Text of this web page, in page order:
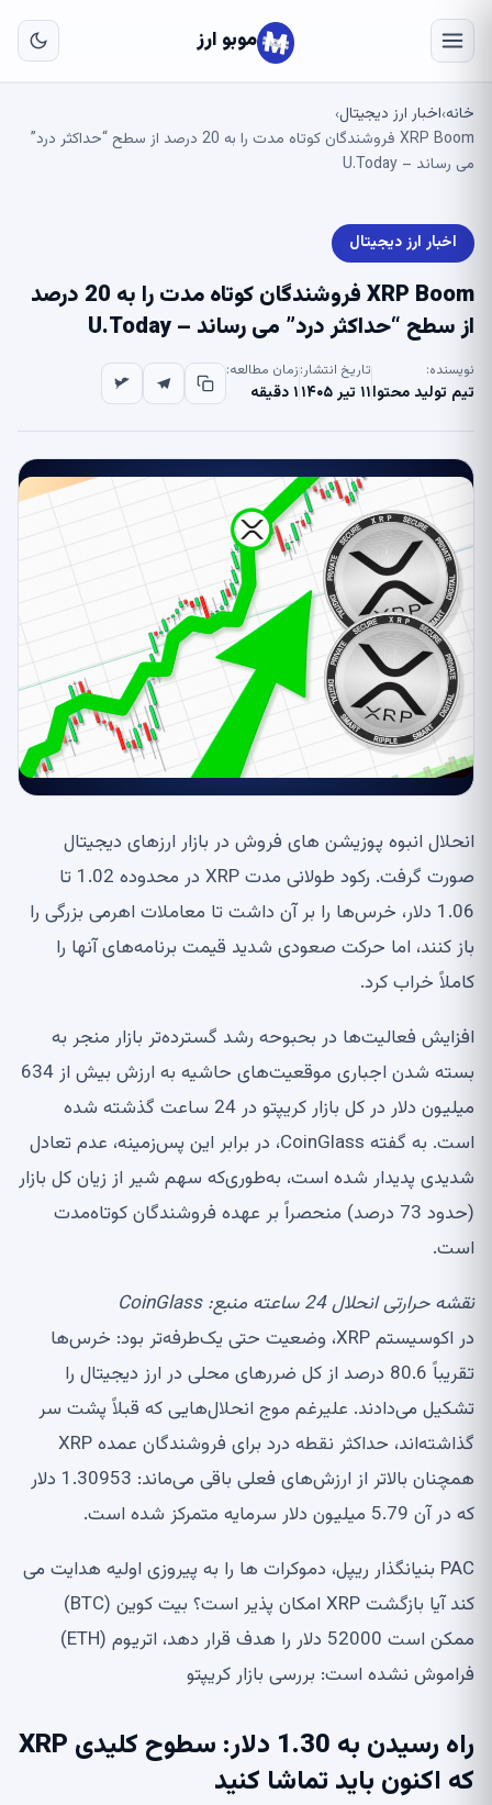
موبو ارز
خانه›اخبار ارز دیجیتال›
XRP Boom فروشندگان کوتاه مدت را به 20 درصد از سطح “حداکثر درد”
می رساند – U.Today
اخبار ارز دیجیتال
XRP Boom فروشندگان کوتاه مدت را به 20 درصد
از سطح “حداکثر درد” می رساند – U.Today
نویسنده:
تیم تولید محتوا
تاریخ انتشار:
۱۱ تیر ۱۴۰۵
زمان مطالعه:
۱ دقیقه
انحلال انبوه پوزیشن های فروش در بازار ارزهای دیجیتال
صورت گرفت. رکود طولانی مدت XRP در محدوده 1.02 تا
1.06 دلار، خرس‌ها را بر آن داشت تا معاملات اهرمی بزرگی را
باز کنند، اما حرکت صعودی شدید قیمت برنامه‌های آنها را
کاملاً خراب کرد.
افزایش فعالیت‌ها در بحبوحه رشد گسترده‌تر بازار منجر به
بسته شدن اجباری موقعیت‌های حاشیه به ارزش بیش از 634
میلیون دلار در کل بازار کریپتو در 24 ساعت گذشته شده
است. به گفته CoinGlass، در برابر این پس‌زمینه، عدم تعادل
شدیدی پدیدار شده است، به‌طوری‌که سهم شیر از زیان کل بازار
(حدود 73 درصد) منحصراً بر عهده فروشندگان کوتاه‌مدت
است.
نقشه حرارتی انحلال 24 ساعته منبع:
CoinGlass
در اکوسیستم XRP، وضعیت حتی یک‌طرفه‌تر بود: خرس‌ها
تقریباً 80.6 درصد از کل ضررهای محلی در ارز دیجیتال را
تشکیل می‌دادند. علیرغم موج انحلال‌هایی که قبلاً پشت سر
گذاشته‌اند، حداکثر نقطه درد برای فروشندگان عمده XRP
همچنان بالاتر از ارزش‌های فعلی باقی می‌ماند: 1.30953 دلار
که در آن 5.79 میلیون دلار سرمایه متمرکز شده است.
PAC بنیانگذار ریپل، دموکرات ها را به پیروزی اولیه هدایت می
کند آیا بازگشت XRP امکان پذیر است؟ بیت کوین (BTC)
ممکن است 52000 دلار را هدف قرار دهد، اتریوم (ETH)
فراموش نشده است: بررسی بازار کریپتو
راه رسیدن به 1.30 دلار: سطوح کلیدی XRP
که اکنون باید تماشا کنید